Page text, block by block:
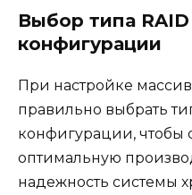
Выбор типа
конфигурации
При настройке
правильно выбрать
конфигурации, чтобы
оптимальную
надежность системы